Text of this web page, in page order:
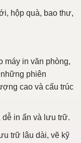
hộp quà, bao thư,
máy in văn phòng,
phiên
cao và cấu trúc
dễ in ấn và lưu trữ.
trữ lâu dài, vẽ kỹ